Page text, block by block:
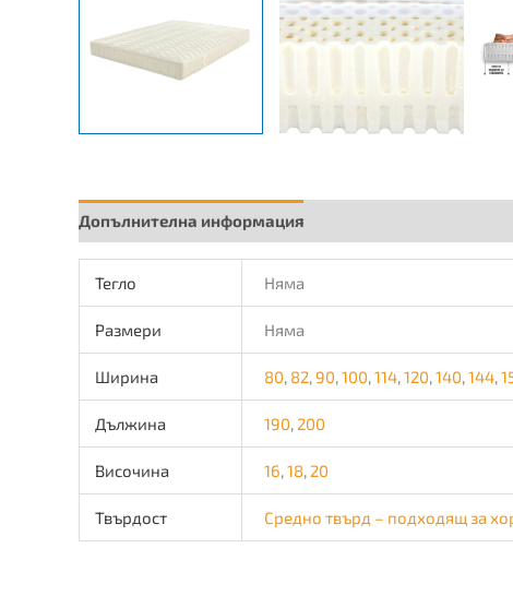
Допълнителна информация
Тегло Няма
Размери Няма
Ширина 80, 82,90,100,114,120,140,144,
Дължина 190, 200
Височина 16,18, 20
Твърдост Средно твърд – подходящ за